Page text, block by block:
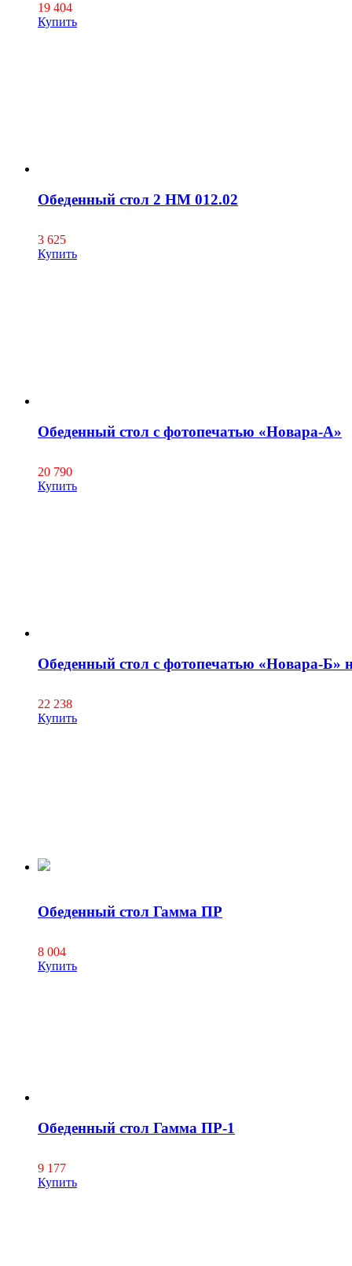
19 404
Купить
Обеденный стол 2 НМ 012.02
3 625
Купить
Обеденный стол c фотопечатью «Новара-А»
20 790
Купить
Обеденный стол c фотопечатью «Новара-Б»
22 238
Купить
Обеденный стол Гамма ПР
8 004
Купить
Обеденный стол Гамма ПР-1
9 177
Купить